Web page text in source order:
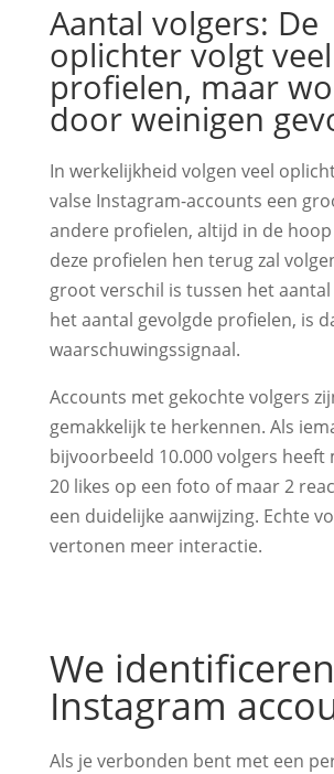
Aantal volgers: De
oplichter volgt veel
profielen, maar
door weinigen
In werkelijkheid volgen veel
valse Instagram-accounts een
andere profielen, altijd in de
deze profielen hen terug zal
groot verschil is tussen het
het aantal gevolgde profielen, is
waarschuwingssignaal.
Accounts met gekochte volgers
gemakkelijk te herkennen. Als
bijvoorbeeld 10.000 volgers heeft
20 likes op een foto of maar 2
een duidelijke aanwijzing. Echte
vertonen meer interactie.
We
Instagram
Als je verbonden bent met een